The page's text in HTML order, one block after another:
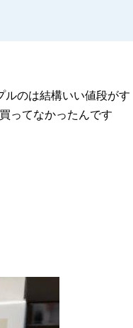
ルのは結構いい値段がす
ってなかったんです